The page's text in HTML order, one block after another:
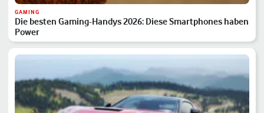
GAMING
Die besten Gaming-Handys 2026: Diese Smartphones haben
Power